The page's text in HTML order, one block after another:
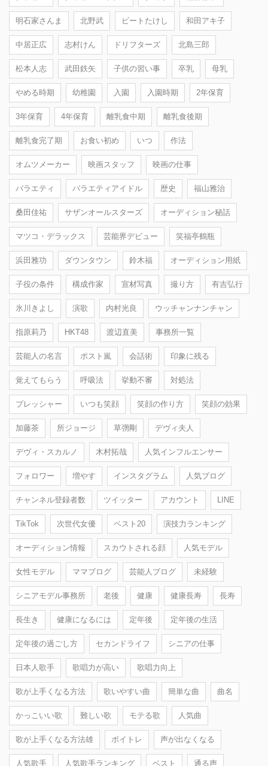
明石家さんま 北野武 ビートたけし 和田アキ子
中居正広 志村けん ドリフターズ 北島三郎
松本人志 武田鉄矢 子供の習い事 卒乳 母乳
やめる時期 幼稚園 入園 入園時期 2年保育
3年保育 4年保育 離乳食中期 離乳食後期
離乳食完了期 お食い初め いつ 作法
オムツメーカー 映画スタッフ 映画の仕事
バラエティ バラエティアイドル 歴史 福山雅治
桑田佳祐 サザンオールスターズ オーディション秘話
マツコ・デラックス 芸能界デビュー 笑福亭鶴瓶
浜田雅功 ダウンタウン 鈴木福 オーディション用紙
子役の条件 構成作家 宣材写真 撮り方 有吉弘行
氷川きよし 演歌 内村光良 ウッチャンナンチャン
指原莉乃 HKT48 渡辺直美 事務所一覧
芸能人の名言 ポスト嵐 会話術 印象に残る
覚えてもらう 呼吸法 挙動不審 対処法
プレッシャー いつも笑顔 笑顔の作り方 笑顔の効果
加藤茶 所ジョージ 草彅剛 デヴィ夫人
デヴィ・スカルノ 木村拓哉 人気インフルエンサー
フォロワー 増やす インスタグラム 人気ブログ
チャンネル登録者数 ツイッター アカウント LINE
TikTok 次世代女優 ベスト20 演技力ランキング
オーディション情報 スカウトされる顔 人気モデル
女性モデル ママブログ 芸能人ブログ 未経験
シニアモデル事務所 老後 健康 健康長寿 長寿
長生き 健康になるには 定年後 定年後の生活
定年後の過ごし方 セカンドライフ シニアの仕事
日本人歌手 歌唱力が高い 歌唱力向上
歌が上手くなる方法 歌いやすい曲 簡単な曲 曲名
かっこいい歌 難しい歌 モテる歌 人気曲
歌が上手くなる方法雄 ボイトレ 声が出なくなる
人気歌手 人気歌手ランキング ベスト 通る声